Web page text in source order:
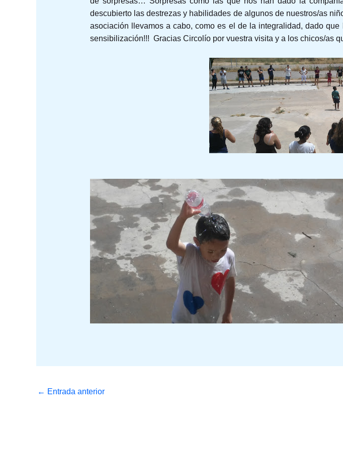
descubierto las destrezas y habilidades de algunos de nuestros/as
asociación llevamos a cabo, como es el de la integralidad, dado
sensibilización!!! Gracias Circolío por vuestra visita y a los chicos/as
← Entrada anterior